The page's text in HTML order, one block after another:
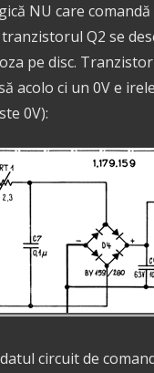
NU care
tranzistorul Q2 se
pe disc.
acolo ci un 0V e
0V):
circuit de